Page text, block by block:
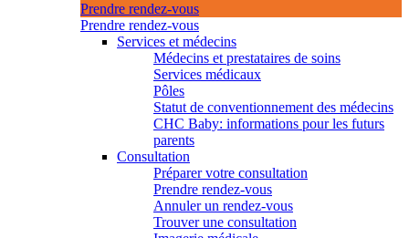
Prendre rendez-vous
Prendre rendez-vous
Services et médecins
Médecins et prestataires de soins
Services médicaux
Pôles
Statut de conventionnement des médecins
CHC Baby: informations pour les futurs
parents
Consultation
Préparer votre consultation
Prendre rendez-vous
Annuler un rendez-vous
Trouver une consultation